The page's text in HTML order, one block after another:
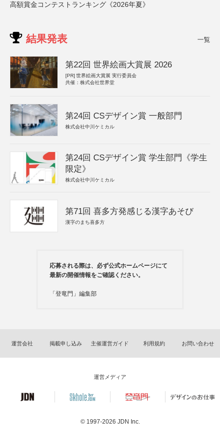
高額賞金コンテストランキング《2026年夏》
結果発表 一覧
第22回 世界絵画大賞展 2026
[PR] 世界絵画大賞展 実行委員会
共催：株式会社世界堂
第24回 CSデザイン賞 一般部門
株式会社中川ケミカル
第24回 CSデザイン賞 学生部門《学生
限定》
株式会社中川ケミカル
第71回 喜多方発感じる漢字あそび
漢字のまち喜多方
応募される際は、必ず公式ホームページにて
最新の開催情報をご確認ください。
「登竜門」編集部
運営会社 掲載申し込み 主催運営ガイド 利用規約 お問い合わせ
運営メディア
© 1997-2026 JDN Inc.